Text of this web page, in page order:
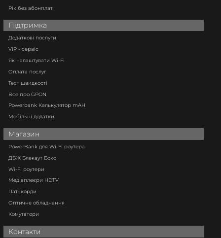
Рік без абонплат
Підтримка
Додаткові послуги
VIP - сервіс
Як налаштувати Wi-Fi
Оплата послуг
Тест швидкості
Все про GPON
Powerbank Калькулятор mAH
Мобільні додатки
Магазин
PowerBank для Wi-Fi роутера
ДБЖ Блекаут Бокс
Wi-Fi роутери
Медіаплеєри HDTV
Патчкорди
Оптичне обладнання
Комутатори
Контакти